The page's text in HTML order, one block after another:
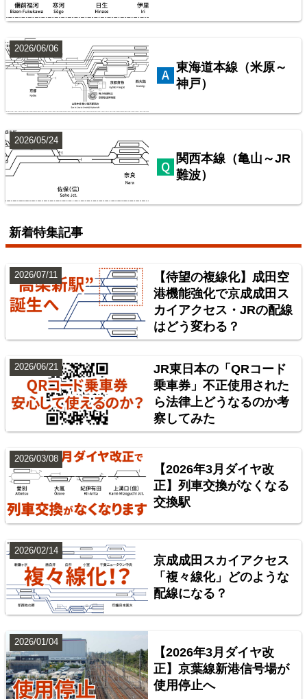
楽天市場
書泉 BOOTH
配線略図で辿る首都圏の保線基地
楽天市場
東北地方臨海鉄道配線略図 福島・仙台・秋田・八戸
臨海鉄道
楽天市場 書泉 BOOTH
東海道本線（米原～
神戸）
2026/06/06
関西本線（亀山～JR
難波）
2026/05/24
新着特集記事
【待望の複線化】成田空
港機能強化で京成成田ス
カイアクセス・JRの配線
はどう変わる？
2026/07/11
JR東日本の「QRコード
乗車券」不正使用された
ら法律上どうなるのか考
察してみた
2026/06/21
【2026年3月ダイヤ改
正】列車交換がなくなる
交換駅
2026/03/08
京成成田スカイアクセス
「複々線化」どのような
配線になる？
2026/02/14
【2026年3月ダイヤ改
正】京葉線新港信号場が
使用停止へ
2026/01/04